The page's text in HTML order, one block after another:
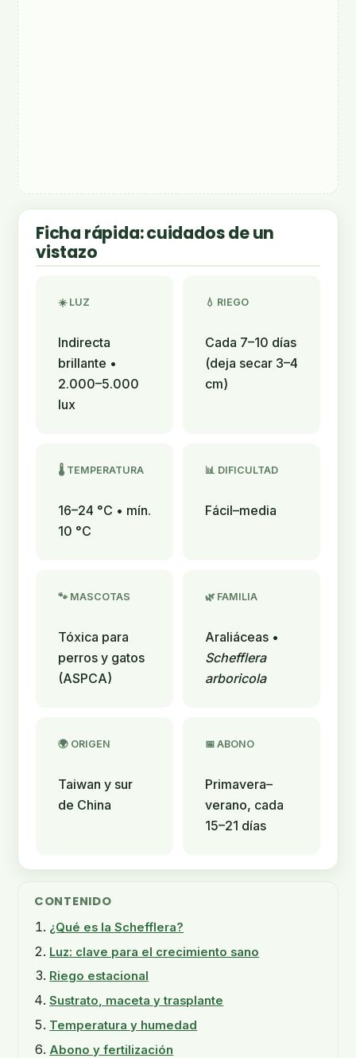
Ficha rápida: cuidados de un
vistazo
☀️ LUZ
Indirecta
brillante •
2.000–5.000
lux
💧 RIEGO
Cada 7–10 días
(deja secar 3–4
cm)
🌡️ TEMPERATURA
16–24 °C • mín.
10 °C
📊 DIFICULTAD
Fácil–media
🐾 MASCOTAS
Tóxica para
perros y gatos
(ASPCA)
🌿 FAMILIA
Araliáceas •
Schefflera
arboricola
🌍 ORIGEN
Taiwan y sur
de China
📅 ABONO
Primavera–
verano, cada
15–21 días
CONTENIDO
¿Qué es la Schefflera?
Luz: clave para el crecimiento sano
Riego estacional
Sustrato, maceta y trasplante
Temperatura y humedad
Abono y fertilización